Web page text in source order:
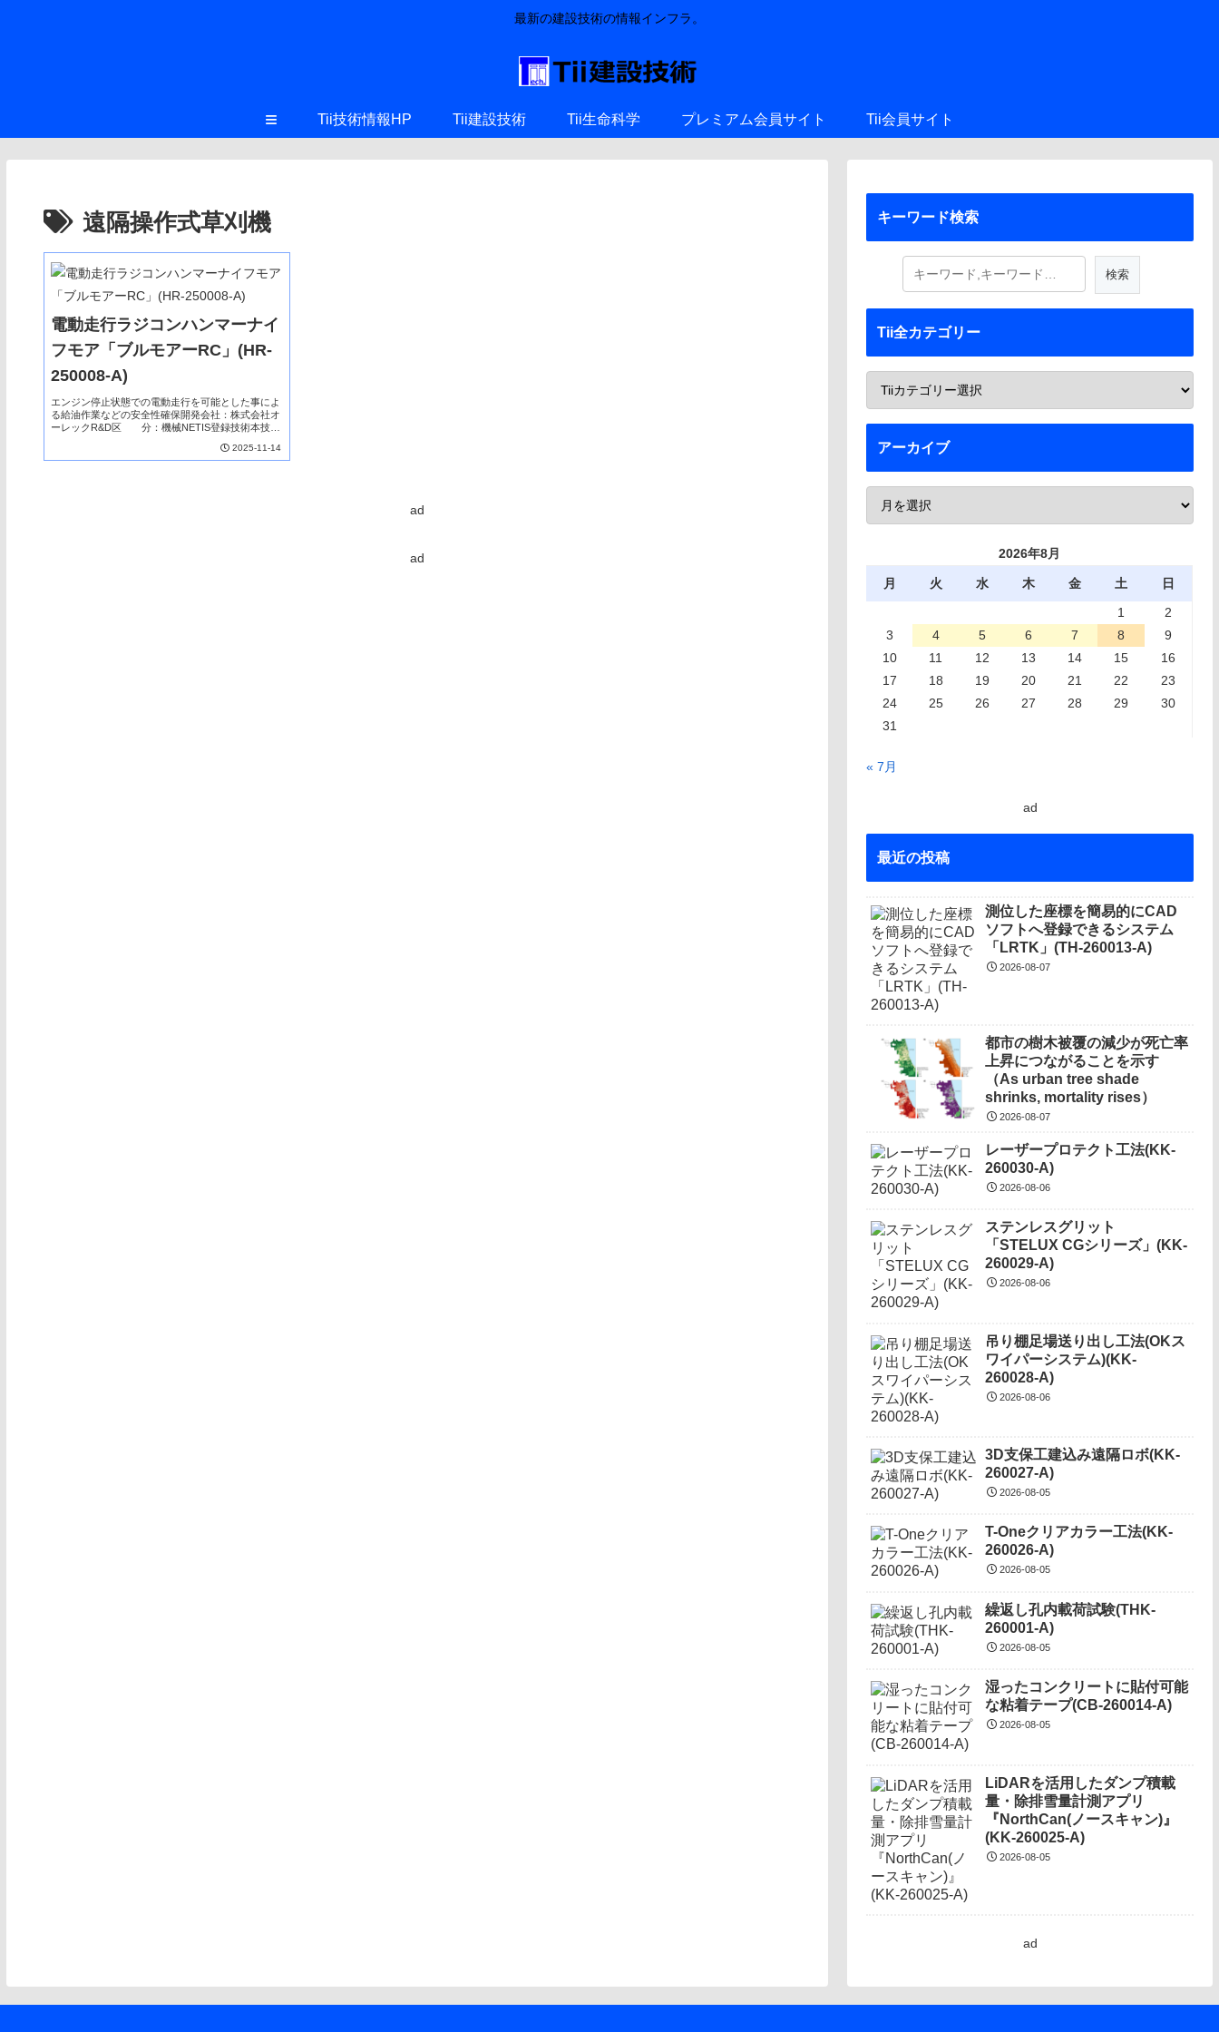
最新の建設技術の情報インフラ。
≡ Tii技術情報HP Tii建設技術 Tii生命科学 プレミアム会員サイト Tii会員サイト
遠隔操作式草刈機
電動走行ラジコンハンマーナイ
フモア「ブルモアーRC」(HR-
250008-A)
エンジン停止状態での電動走行を可能とした事によ
る給油作業などの安全性確保開発会社：株式会社オ
ーレックR&D区 分：機械NETIS登録技術本技術
掛式草刈機で対応していた。本技術の活用により、
2025-11-14
ad
ad
キーワード検索
Tii全カテゴリー
アーカイブ
2026年8月
月 火 水 木 金 土
日
1
2
3
4 5 6 7 8
9
10
11 12 13 14 15
16
17
18 19 20 21 22
23
24
25 26 27 28 29
30
31
« 7月
ad
最近の投稿
測位した座標を簡易的にCAD
ソフトへ登録できるシステム
「LRTK」(TH-260013-A)
2026-08-07
都市の樹木被覆の減少が死亡率
上昇につながることを示す
（As urban tree shade
shrinks, mortality rises）
2026-08-07
レーザープロテクト⼯法(KK-
260030-A)
2026-08-06
ステンレスグリット
「STELUX CGシリーズ」(KK-
260029-A)
2026-08-06
吊り棚足場送り出し工法(OKス
ワイパーシステム)(KK-
260028-A)
2026-08-06
3D支保工建込み遠隔ロボ(KK-
260027-A)
2026-08-05
T-Oneクリアカラー工法(KK-
260026-A)
2026-08-05
繰返し孔内載荷試験(THK-
260001-A)
2026-08-05
湿ったコンクリートに貼付可能
な粘着テープ(CB-260014-A)
2026-08-05
LiDARを活用したダンプ積載
量・除排雪量計測アプリ
『NorthCan(ノースキャン)』
(KK-260025-A)
2026-08-05
ad